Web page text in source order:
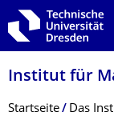
Zur
Zur Suche springen
Zum Inhalt springen
Institut für
Breadcrumb-Menü
Startseite Das